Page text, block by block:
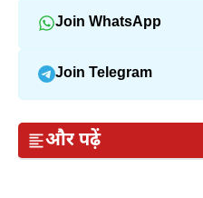
Join WhatsApp
Join Telegram
और पढ़ें